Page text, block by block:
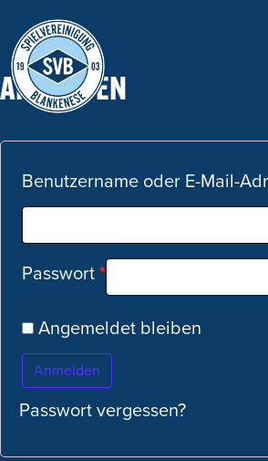
HAUPTNAVIGATION
ANMELDEN
Benutzername oder E-Mail-
Passwort*
Angemeldet bleiben
Anmelden
Passwort vergessen?